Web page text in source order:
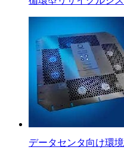
データセンタ向け環